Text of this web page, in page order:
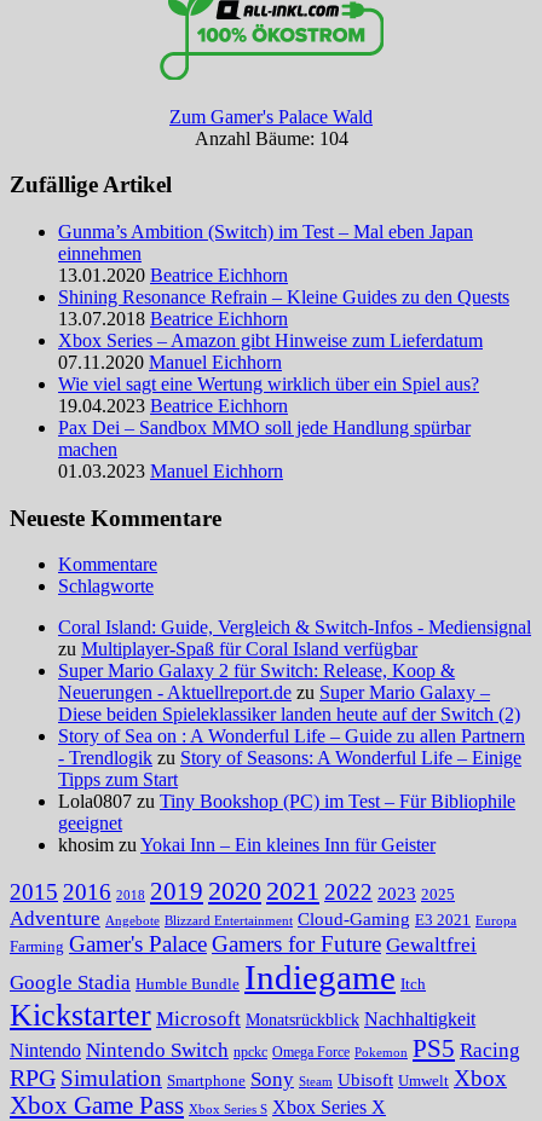
Zum Gamer's Palace Wald
Anzahl Bäume: 104
Zufällige Artikel
Gunma’s Ambition (Switch) im Test – Mal eben Japan
einnehmen
13.01.2020 Beatrice Eichhorn
Shining Resonance Refrain – Kleine Guides zu den Quests
13.07.2018 Beatrice Eichhorn
Xbox Series – Amazon gibt Hinweise zum Lieferdatum
07.11.2020 Manuel Eichhorn
Wie viel sagt eine Wertung wirklich über ein Spiel aus?
19.04.2023 Beatrice Eichhorn
Pax Dei – Sandbox MMO soll jede Handlung spürbar
machen
01.03.2023 Manuel Eichhorn
Neueste Kommentare
Kommentare
Schlagworte
Coral Island: Guide, Vergleich & Switch-Infos - Mediensignal
zu Multiplayer-Spaß für Coral Island verfügbar
Super Mario Galaxy 2 für Switch: Release, Koop &
Neuerungen - Aktuellreport.de zu Super Mario Galaxy –
Diese beiden Spieleklassiker landen heute auf der Switch (2)
Story of Sea on : A Wonderful Life – Guide zu allen Partnern
- Trendlogik zu Story of Seasons: A Wonderful Life – Einige
Tipps zum Start
Lola0807 zu Tiny Bookshop (PC) im Test – Für Bibliophile
geeignet
khosim zuYokai Inn – Ein kleines Inn für Geister
2015 2016 2018 2019 2020 2021 2022 2023 2025
Adventure Angebote Blizzard Entertainment Cloud-Gaming E3 2021 Europa
Farming Gamer's PalaceGamers for Future Gewaltfrei
Google Stadia Humble Bundle Indiegame Itch
Kickstarter Microsoft Monatsrückblick Nachhaltigkeit
Nintendo Nintendo Switch npckc Omega Force Pokemon PS5 Racing
RPG Simulation Smartphone Sony Steam Ubisoft Umwelt Xbox
Xbox Game Pass Xbox Series S Xbox Series X